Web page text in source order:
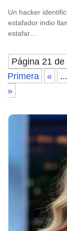
Un hacker
estafador indio
estafar…
Página 21 de
Primera
« ...
»